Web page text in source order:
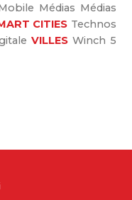
Médias Médias
CITIES Technos
VILLES Winch 5